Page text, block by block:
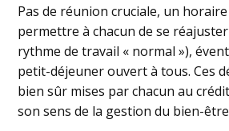
Pas de réunion cruciale, un
permettre à chacun de se
rythme de travail « normal »),
petit-déjeuner ouvert à tous. Ces
bien sûr mises par chacun au
son sens de la gestion du bien-